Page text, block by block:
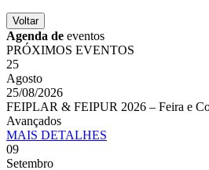
Voltar
Agenda de eventos
PRÓXIMOS EVENTOS
25
Agosto
25/08/2026
FEIPLAR & FEIPUR 2026 – Feira e
Avançados
MAIS DETALHES
09
Setembro